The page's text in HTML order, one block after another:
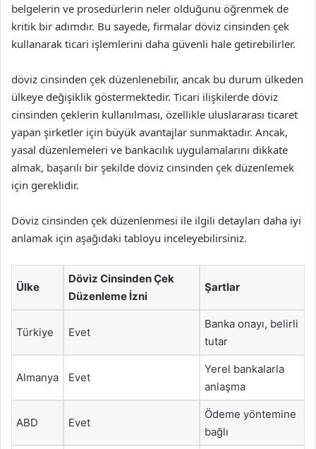
belgelerin ve prosedürlerin neler olduğunu öğrenmek de
kritik bir adımdır. Bu sayede, firmalar döviz cinsinden çek
kullanarak ticari işlemlerini daha güvenli hale getirebilirler.
döviz cinsinden çek düzenlenebilir, ancak bu durum ülkeden
ülkeye değişiklik göstermektedir. Ticari ilişkilerde döviz
cinsinden çeklerin kullanılması, özellikle uluslararası ticaret
yapan şirketler için büyük avantajlar sunmaktadır. Ancak,
yasal düzenlemeleri ve bankacılık uygulamalarını dikkate
almak, başarılı bir şekilde döviz cinsinden çek düzenlemek
için gereklidir.
Döviz cinsinden çek düzenlenmesi ile ilgili detayları daha iyi
anlamak için aşağıdaki tabloyu inceleyebilirsiniz.
Ülke
Döviz Cinsinden Çek
Düzenleme İzni
Şartlar
Türkiye Evet
Banka onayı, belirli
tutar
Almanya Evet
Yerel bankalarla
anlaşma
ABD Evet
Ödeme yöntemine
bağlı